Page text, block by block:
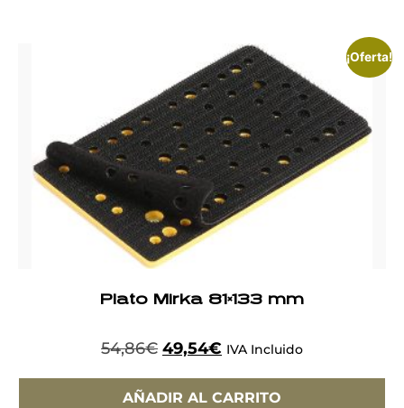
¡Oferta!
Plato Mirka 81×133 mm
54,86€ 49,54€ IVA Incluido
AÑADIR AL CARRITO